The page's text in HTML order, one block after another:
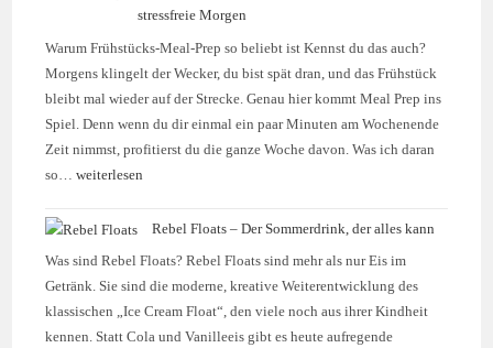
stressfreie Morgen
Warum Frühstücks-Meal-Prep so beliebt ist Kennst du das auch?
Morgens klingelt der Wecker, du bist spät dran, und das Frühstück
bleibt mal wieder auf der Strecke. Genau hier kommt Meal Prep ins
Spiel. Denn wenn du dir einmal ein paar Minuten am Wochenende
Zeit nimmst, profitierst du die ganze Woche davon. Was ich daran
so…weiterlesen
Rebel Floats – Der Sommerdrink, der alles kann
Was sind Rebel Floats? Rebel Floats sind mehr als nur Eis im
Getränk. Sie sind die moderne, kreative Weiterentwicklung des
klassischen „Ice Cream Float“, den viele noch aus ihrer Kindheit
kennen. Statt Cola und Vanilleeis gibt es heute aufregende